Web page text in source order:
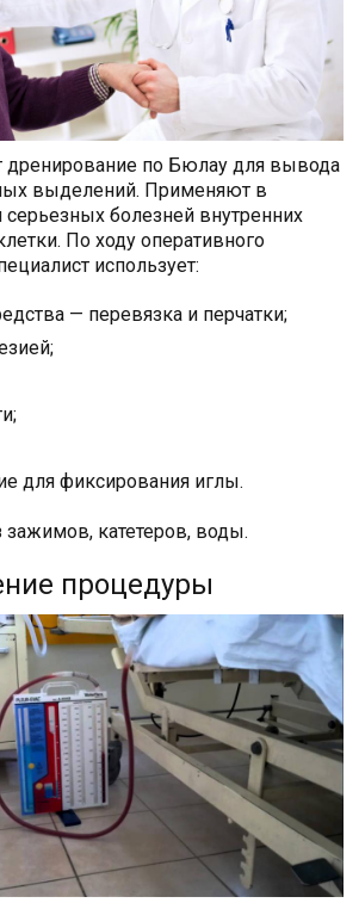
дренирование по Бюлау для вывода
выделений. Применяют в
серьезных болезней внутренних
По ходу оперативного
использует:
— перевязка и перчатки;
для фиксирования иглы.
зажимов, катетеров, воды.
процедуры